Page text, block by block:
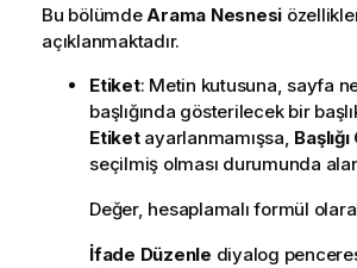
Bu bölümde Arama Nesnesi
açıklanmaktadır.
Etiket: Metin kutusuna, sayfa
başlığında gösterilecek bir
Etiketayarlanmamışsa,
seçilmiş olması durumunda
Değer, hesaplamalı formül
İfade Düzenle diyalog